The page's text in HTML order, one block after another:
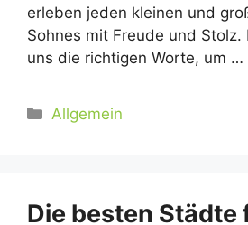
erleben jeden kleinen und
Sohnes mit Freude und Stolz.
uns die richtigen Worte, um …
Kategorien
Allgemein
Die besten Städte